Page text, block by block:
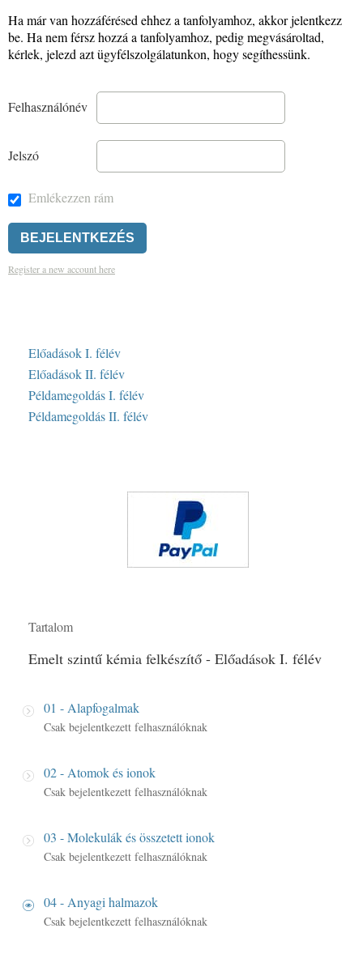
Ha már van hozzáférésed ehhez a tanfolyamhoz, akkor jelentkezz
be. Ha nem férsz hozzá a tanfolyamhoz, pedig megvásároltad,
kérlek, jelezd azt ügyfélszolgálatunkon, hogy segíthessünk.
Felhasználónév
Jelszó
Emlékezzen rám
Register a new account here
Előadások I. félév
Előadások II. félév
Példamegoldás I. félév
Példamegoldás II. félév
Tartalom
Emelt szintű kémia felkészítő - Előadások I. félév
01 - Alapfogalmak
Csak bejelentkezett felhasználóknak
02 - Atomok és ionok
Csak bejelentkezett felhasználóknak
03 - Molekulák és összetett ionok
Csak bejelentkezett felhasználóknak
04 - Anyagi halmazok
Csak bejelentkezett felhasználóknak